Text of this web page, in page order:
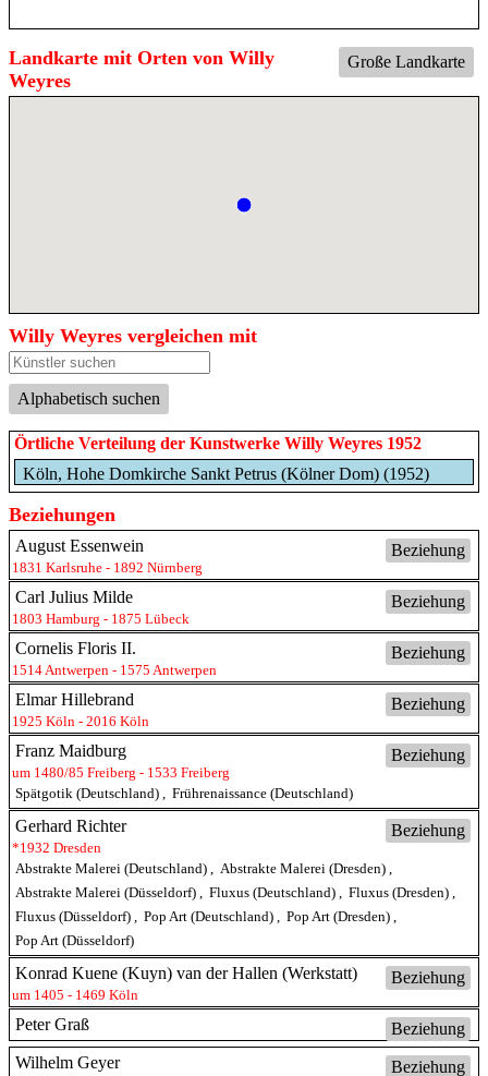
Große Landkarte
Landkarte mit Orten von Willy
Weyres
Willy Weyres vergleichen mit
Alphabetisch suchen
Örtliche Verteilung der Kunstwerke Willy Weyres 1952
Köln, Hohe Domkirche Sankt Petrus (Kölner Dom) (1952)
Beziehungen
Beziehung
August Essenwein
1831 Karlsruhe - 1892 Nürnberg
Beziehung
Carl Julius Milde
1803 Hamburg - 1875 Lübeck
Beziehung
Cornelis Floris II.
1514 Antwerpen - 1575 Antwerpen
Beziehung
Elmar Hillebrand
1925 Köln - 2016 Köln
Beziehung
Franz Maidburg
um 1480/85 Freiberg - 1533 Freiberg
Spätgotik (Deutschland) , Frührenaissance (Deutschland)
Beziehung
Gerhard Richter
*1932 Dresden
Abstrakte Malerei (Deutschland) , Abstrakte Malerei (Dresden) ,
Abstrakte Malerei (Düsseldorf) , Fluxus (Deutschland) , Fluxus (Dresden) ,
Fluxus (Düsseldorf) , Pop Art (Deutschland) , Pop Art (Dresden) ,
Pop Art (Düsseldorf)
Beziehung
Konrad Kuene (Kuyn) van der Hallen (Werkstatt)
um 1405 - 1469 Köln
Beziehung
Peter Graß
Beziehung
Wilhelm Geyer